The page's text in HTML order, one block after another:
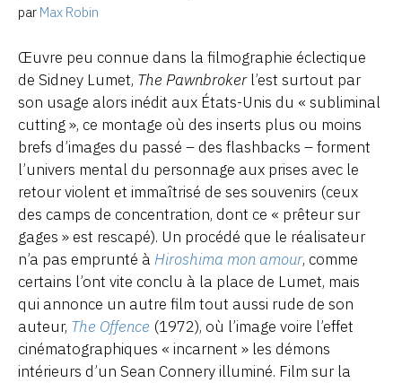
par Max Robin
Œuvre peu connue dans la filmographie éclectique
de Sidney Lumet, The Pawnbrokerl’est surtout par
son usage alors inédit aux États-Unis du « subliminal
cutting », ce montage où des inserts plus ou moins
brefs d’images du passé – des flashbacks – forment
l’univers mental du personnage aux prises avec le
retour violent et immaîtrisé de ses souvenirs (ceux
des camps de concentration, dont ce « prêteur sur
gages » est rescapé). Un procédé que le réalisateur
n’a pas emprunté à Hiroshima mon amour, comme
certains l’ont vite conclu à la place de Lumet, mais
qui annonce un autre film tout aussi rude de son
auteur, The Offence (1972), où l’image voire l’effet
cinématographiques « incarnent » les démons
intérieurs d’un Sean Connery illuminé. Film sur la